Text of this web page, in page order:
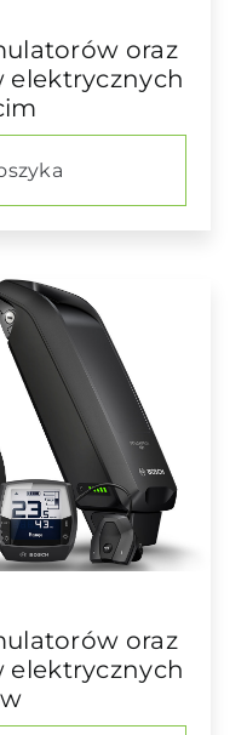
oraz
elektrycznych
oraz
elektrycznych